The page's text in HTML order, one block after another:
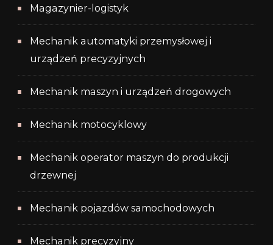
Magazynier-logistyk
Mechanik automatyki przemysłowej i
urządzeń precyzyjnych
Mechanik maszyn i urządzeń drogowych
Mechanik motocyklowy
Mechanik operator maszyn do produkcji
drzewnej
Mechanik pojazdów samochodowych
Mechanik precyzyjny